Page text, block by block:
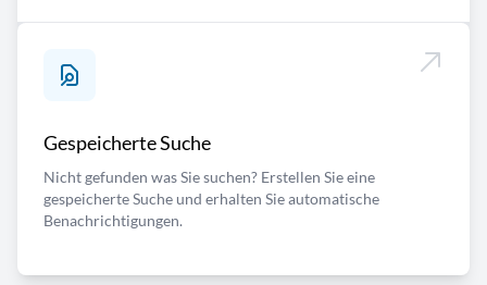
Gespeicherte Suche
Nicht gefunden was Sie suchen? Erstellen Sie eine
gespeicherte Suche und erhalten Sie automatische
Benachrichtigungen.